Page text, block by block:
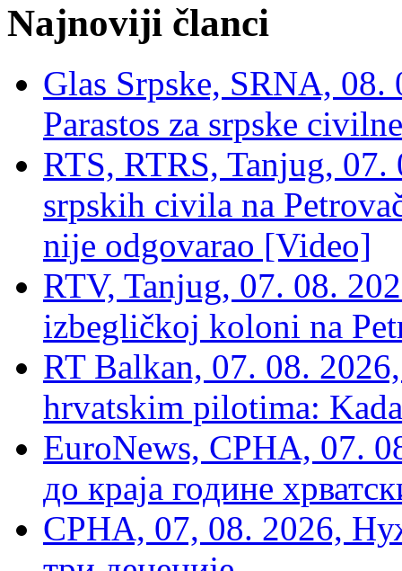
Najnoviji članci
Glas Srpske, SRNA,
Parastos za srpske
RTS, RTRS, Tanjug,
srpskih civila na
nije odgovarao [Video]
RTV, Tanjug, 07. 08.
izbegličkoj koloni na
RT Balkan, 07. 08.
hrvatskim pilotima:
EuroNews, СРНА, 07.
до краја године
СРНА, 07, 08. 2026,